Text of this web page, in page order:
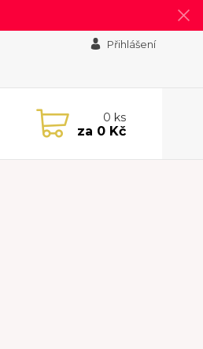
Přihlášení
0 ks
za 0 Kč